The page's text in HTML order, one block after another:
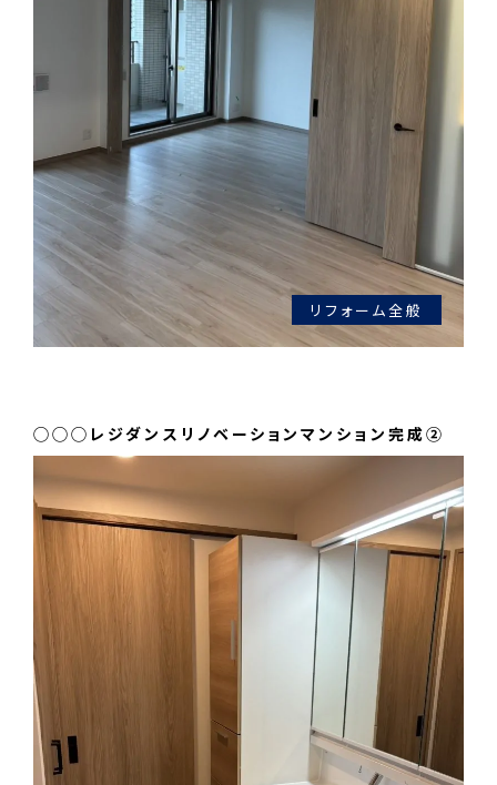
リフォーム全般
◯◯◯レジダンスリノベーションマンション完成②